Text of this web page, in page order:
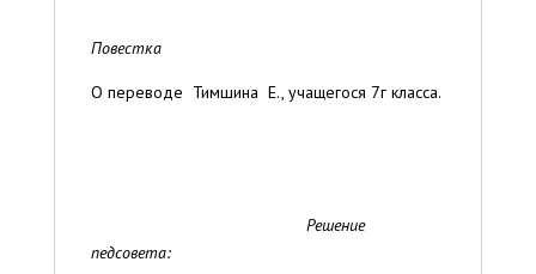
Повестка
О переводе Тимшина Е., учащегося 7г класса.
Решение
педсовета: